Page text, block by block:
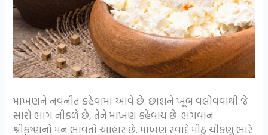
માખણને નવનીત કહેવામાં આવે છે. છાશને ખૂબ વલોવવાથી જે
સારો ભાગ નીકળે છે, તેને માખણ કહેવાય છે. ભગવાન
શ્રીકૃષ્ણનો મન ભાવતો આહાર છે. માખણ સ્વાદે મીઠું ચીકણું ભારે